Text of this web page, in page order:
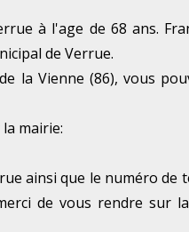
à l'age de 68 ans.
de Verrue.
la Vienne (86), vous
mairie:
ainsi que le numéro de
de vous rendre sur